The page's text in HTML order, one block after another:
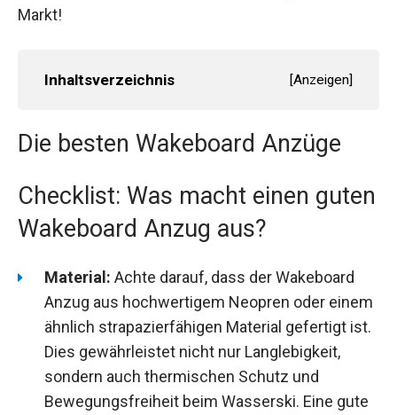
Markt!
Inhaltsverzeichnis [Anzeigen]
Die besten Wakeboard Anzüge
Checklist: Was macht einen guten
Wakeboard Anzug aus?
Material: Achte darauf, dass der Wakeboard
Anzug aus hochwertigem Neopren oder einem
ähnlich strapazierfähigen Material gefertigt ist.
Dies gewährleistet nicht nur Langlebigkeit,
sondern auch thermischen Schutz und
Bewegungsfreiheit beim Wasserski. Eine gute